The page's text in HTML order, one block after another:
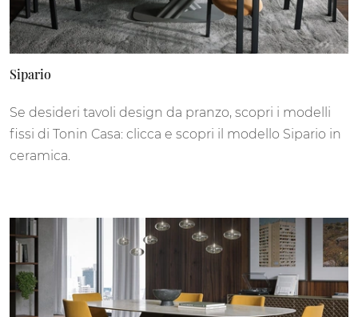
Sipario
Se desideri tavoli design da pranzo, scopri i modelli
fissi di Tonin Casa: clicca e scopri il modello Sipario in
ceramica.